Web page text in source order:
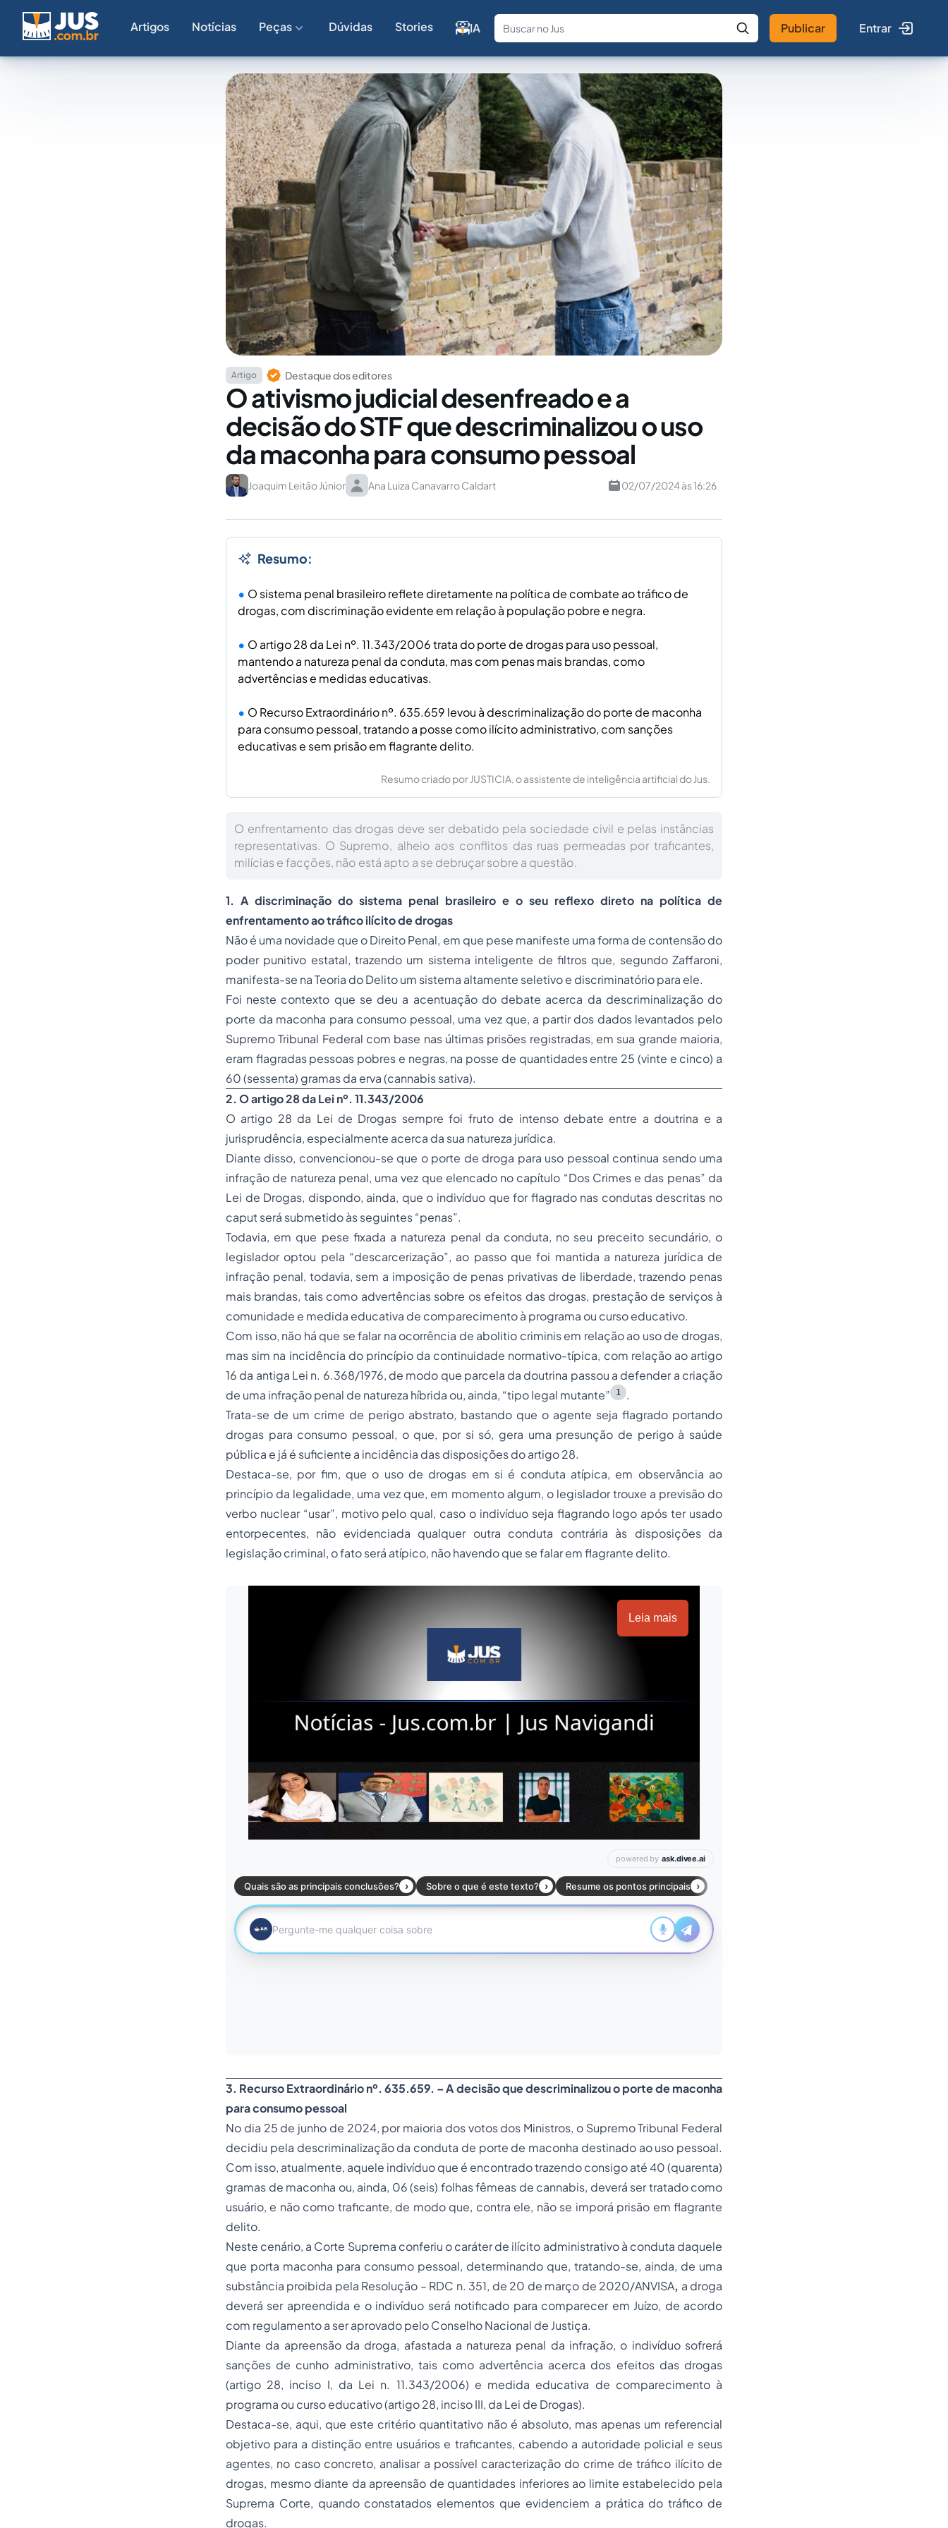
Artigos Notícias Peças Dúvidas Stories IA
Fale com a IA Buscar no Jus
Publicar Entrar
Artigo Destaque dos editores
O ativismo judicial desenfreado e a
decisão do STF que descriminalizou o uso
da maconha para consumo pessoal
Joaquim Leitão Júnior Ana Luiza Canavarro Caldart 02/07/2024 às 16:26
Resumo:
O sistema penal brasileiro reflete diretamente na política de combate ao tráfico de
drogas, com discriminação evidente em relação à população pobre e negra.
O artigo 28 da Lei nº. 11.343/2006 trata do porte de drogas para uso pessoal,
mantendo a natureza penal da conduta, mas com penas mais brandas, como
advertências e medidas educativas.
O Recurso Extraordinário nº. 635.659 levou à descriminalização do porte de maconha
para consumo pessoal, tratando a posse como ilícito administrativo, com sanções
educativas e sem prisão em flagrante delito.
Resumo criado por JUSTICIA, o assistente de inteligência artificial do Jus.
O enfrentamento das drogas deve ser debatido pela sociedade civil e pelas instâncias
representativas. O Supremo, alheio aos conflitos das ruas permeadas por traficantes,
milícias e facções, não está apto a se debruçar sobre a questão.
1. A discriminação do sistema penal brasileiro e o seu reflexo direto na política de
enfrentamento ao tráfico ilícito de drogas
Não é uma novidade que o Direito Penal, em que pese manifeste uma forma de contensão do
poder punitivo estatal, trazendo um sistema inteligente de filtros que, segundo Zaffaroni,
manifesta-se na Teoria do Delito um sistema altamente seletivo e discriminatório para ele.
Foi neste contexto que se deu a acentuação do debate acerca da descriminalização do
porte da maconha para consumo pessoal, uma vez que, a partir dos dados levantados pelo
Supremo Tribunal Federal com base nas últimas prisões registradas, em sua grande maioria,
eram flagradas pessoas pobres e negras, na posse de quantidades entre 25 (vinte e cinco) a
60 (sessenta) gramas da erva (cannabis sativa).
2. O artigo 28 da Lei nº. 11.343/2006
O artigo 28 da Lei de Drogas sempre foi fruto de intenso debate entre a doutrina e a
jurisprudência, especialmente acerca da sua natureza jurídica.
Diante disso, convencionou-se que o porte de droga para uso pessoal continua sendo uma
infração de natureza penal, uma vez que elencado no capítulo “Dos Crimes e das penas” da
Lei de Drogas, dispondo, ainda, que o indivíduo que for flagrado nas condutas descritas no
caputserá submetido às seguintes “penas”.
Todavia, em que pese fixada a natureza penal da conduta, no seu preceito secundário, o
legislador optou pela “descarcerização”, ao passo que foi mantida a natureza jurídica de
infração penal, todavia, sem a imposição de penas privativas de liberdade, trazendo penas
mais brandas, tais como advertências sobre os efeitos das drogas, prestação de serviços à
comunidade e medida educativa de comparecimento à programa ou curso educativo.
Com isso, não há que se falar na ocorrência de abolitio criminisem relação ao uso de drogas,
mas sim na incidência do princípio da continuidade normativo-típica, com relação ao artigo
16 da antiga Lei n. 6.368/1976, de modo que parcela da doutrina passou a defender a criação
de uma infração penal de natureza híbrida ou, ainda, “tipo legal mutante”
1
.
Trata-se de um crime de perigo abstrato, bastando que o agente seja flagrado portando
drogas para consumo pessoal, o que, por si só, gera uma presunção de perigo à saúde
pública e já é suficiente a incidência das disposições do artigo 28.
Destaca-se, por fim, que o uso de drogas em si é conduta atípica, em observância ao
princípio da legalidade, uma vez que, em momento algum, o legislador trouxe a previsão do
verbo nuclear “usar”, motivo pelo qual, caso o indivíduo seja flagrando logo após ter usado
entorpecentes, não evidenciada qualquer outra conduta contrária às disposições da
legislação criminal, o fato será atípico, não havendo que se falar em flagrante delito.
Leia mais
3. Recurso Extraordinário nº. 635.659. – A decisão que descriminalizou o porte de maconha
para consumo pessoal
No dia 25 de junho de 2024, por maioria dos votos dos Ministros, o Supremo Tribunal Federal
decidiu pela descriminalização da conduta de porte de maconha destinado ao uso pessoal.
Com isso, atualmente, aquele indivíduo que é encontrado trazendo consigo até 40 (quarenta)
gramas de maconha ou, ainda, 06 (seis) folhas fêmeas de cannabis, deverá ser tratado como
usuário, e não como traficante, de modo que, contra ele, não se imporá prisão em flagrante
delito.
Neste cenário, a Corte Suprema conferiu o caráter de ilícito administrativo à conduta daquele
que porta maconha para consumo pessoal, determinando que, tratando-se, ainda, de uma
substância proibida pela Resolução – RDC n. 351, de 20 de março de 2020/ANVISA, a droga
deverá ser apreendida e o indivíduo será notificado para comparecer em Juízo, de acordo
com regulamento a ser aprovado pelo Conselho Nacional de Justiça.
Diante da apreensão da droga, afastada a natureza penal da infração, o indivíduo sofrerá
sanções de cunho administrativo, tais como advertência acerca dos efeitos das drogas
(artigo 28, inciso I, da Lei n. 11.343/2006) e medida educativa de comparecimento à
programa ou curso educativo (artigo 28, inciso III, da Lei de Drogas).
Destaca-se, aqui, que este critério quantitativo não é absoluto, mas apenas um referencial
objetivo para a distinção entre usuários e traficantes, cabendo a autoridade policial e seus
agentes, no caso concreto, analisar a possível caracterização do crime de tráfico ilícito de
drogas, mesmo diante da apreensão de quantidades inferiores ao limite estabelecido pela
Suprema Corte, quando constatados elementos que evidenciem a prática do tráfico de
drogas.